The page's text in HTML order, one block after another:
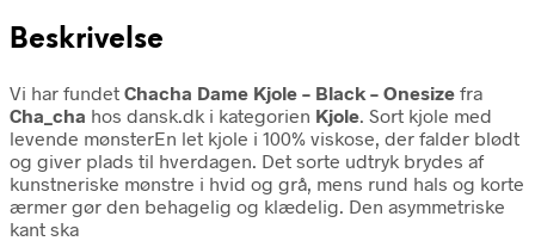
Beskrivelse
Vi har fundet Chacha Dame Kjole – Black – Onesize fra
Cha_cha hos dansk.dk i kategorien Kjole. Sort kjole med
levende mønsterEn let kjole i 100% viskose, der falder blødt
og giver plads til hverdagen. Det sorte udtryk brydes af
kunstneriske mønstre i hvid og grå, mens rund hals og korte
ærmer gør den behagelig og klædelig. Den asymmetriske
kant ska